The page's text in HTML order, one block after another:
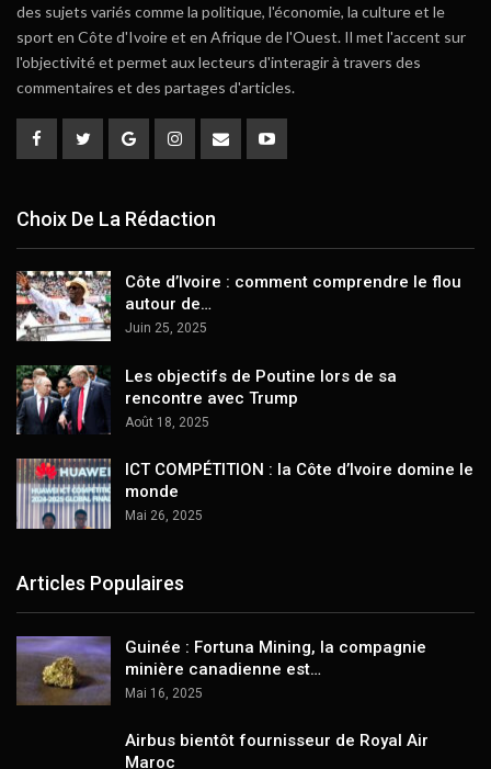
des sujets variés comme la politique, l'économie, la culture et le
sport en Côte d'Ivoire et en Afrique de l'Ouest. Il met l'accent sur
l'objectivité et permet aux lecteurs d'interagir à travers des
commentaires et des partages d'articles.
Choix De La Rédaction
Côte d’Ivoire : comment comprendre le flou
autour de…
Juin 25, 2025
Les objectifs de Poutine lors de sa
rencontre avec Trump
Août 18, 2025
ICT COMPÉTITION : la Côte d’Ivoire domine le
monde
Mai 26, 2025
Articles Populaires
Guinée : Fortuna Mining, la compagnie
minière canadienne est…
Mai 16, 2025
Airbus bientôt fournisseur de Royal Air
Maroc